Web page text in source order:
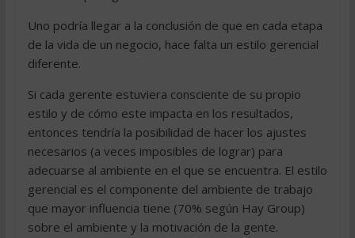
Uno podría llegar a la conclusión de que en cada etapa
de la vida de un negocio, hace falta un estilo gerencial
diferente.
Si cada gerente estuviera consciente de su propio
estilo y de cómo este impacta en los resultados,
entonces tendría la posibilidad de hacer los ajustes
necesarios (a veces imposibles de lograr) para
adecuarse al ambiente en el que se encuentra. El estilo
gerencial es el componente del ambiente de trabajo
que mayor influencia tiene (70% según Hay Group)
sobre el ambiente y la motivación de la gente.